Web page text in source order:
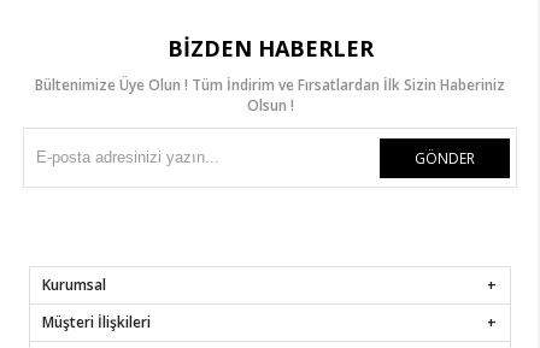
BIZDEN HABERLER
Bültenimize Üye Olun ! Tüm İndirim ve Fırsatlardan İlk Sizin Haberiniz
Olsun !
GÖNDER
Kurumsal
Müşteri İlişkileri